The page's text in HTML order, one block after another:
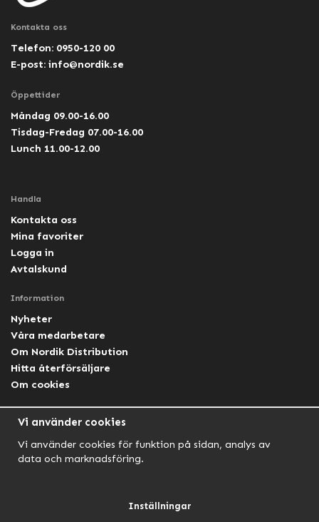
Kontakta oss
Telefon: 0950-120 00
E-post: info@nordik.se
Öppettider
Måndag 09.00-16.00
Tisdag-Fredag 07.00-16.00
Lunch 11.00-12.00
Handla
Kontakta oss
Mina favoriter
Logga in
Avtalskund
Information
Nyheter
Våra medarbetare
Om Nordik Distribution
Hitta återförsäljare
Om cookies
Facebook Lightforce Sweden
Vi använder cookies
Vi använder cookies för funktion på sidan, analys av
data och marknadsföring.
Inställningar